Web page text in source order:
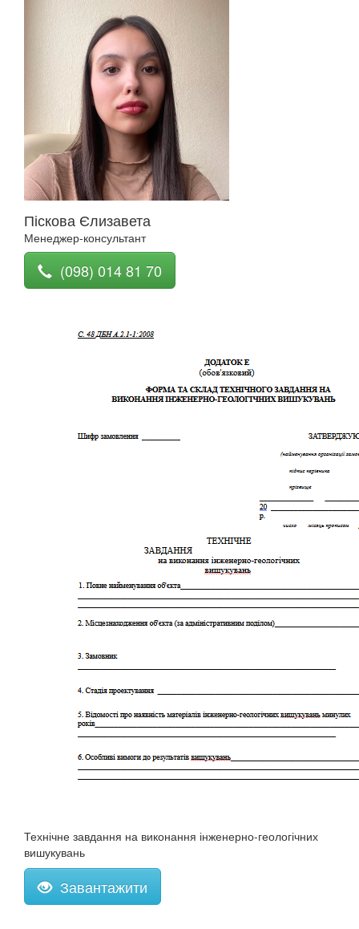
Піскова Єлизавета
Менеджер-консультант
(098) 014 81 70
Технічне завдання на виконання інженерно-геологічних
вишукувань
Завантажити